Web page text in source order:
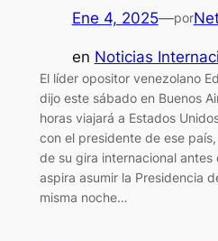
Ene 4, 2025—por
en Noticias
El líder opositor venezolano
dijo este sábado en Buenos
horas viajará a Estados
con el presidente de ese
de su gira internacional
aspira asumir la Presidencia
misma noche…